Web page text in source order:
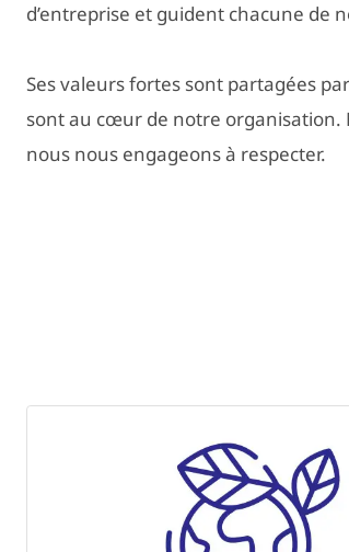
d’entreprise et guident chacune de
Ses valeurs fortes sont partagées par
sont au cœur de notre organisation.
nous nous engageons à respecter.